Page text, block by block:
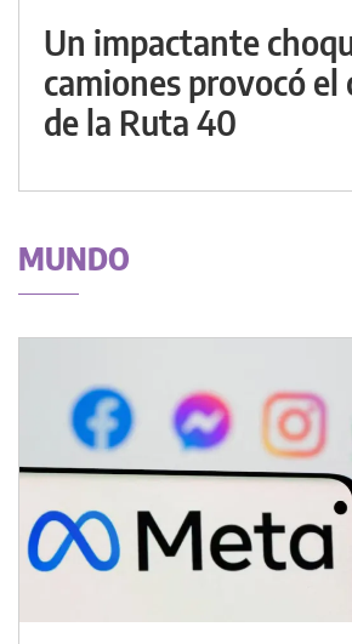
Un impactante
camiones provocó
de la Ruta 40
MUNDO